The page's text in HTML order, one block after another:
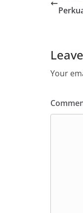
Your